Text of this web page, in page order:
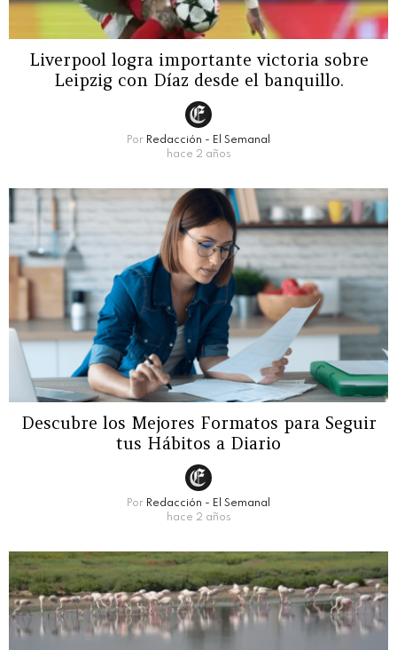
Liverpool logra importante victoria sobre
Leipzig con Díaz desde el banquillo.
Por Redacción - El Semanal
hace 2 años
Descubre los Mejores Formatos para Seguir
tus Hábitos a Diario
Por Redacción - El Semanal
hace 2 años